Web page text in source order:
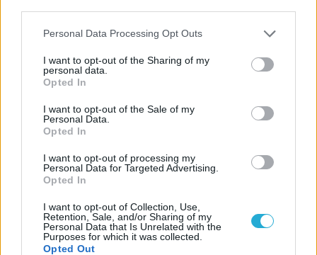
Please note that this website/app uses one or more Google
not limited to your visit or usage behaviour. You may click to
grant or deny consent to Google and its third-party tags to
use your data for below specified purposes in below Google
consent section.
Personal Data Processing Opt Outs
I want to opt-out of the Sharing of my
personal data.
Opted In
I want to opt-out of the Sale of my
Personal Data.
Opted In
I want to opt-out of processing my
Personal Data for Targeted Advertising.
Opted In
I want to opt-out of Collection, Use,
Retention, Sale, and/or Sharing of my
Personal Data that Is Unrelated with the
Purposes for which it was collected.
Opted Out
ΗΛΙΑΣ ΠΑΠΑΪΩΑΝΝΟΥ
οι σημαντικότερες νίκες του
Α.Ο. Θήρας